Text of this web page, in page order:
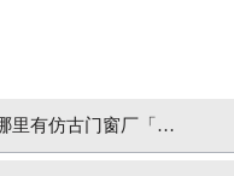
里有仿古门窗厂「冠